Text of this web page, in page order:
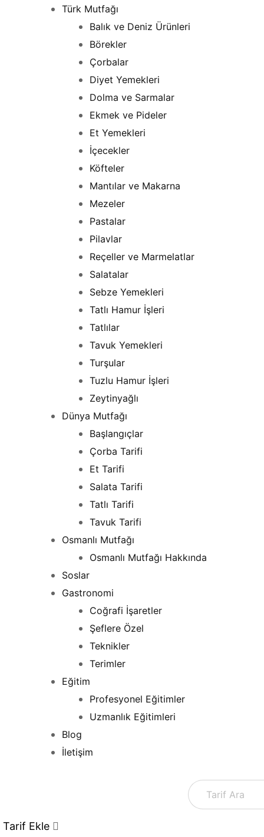
Türk Mutfağı
Balık ve Deniz Ürünleri
Börekler
Çorbalar
Diyet Yemekleri
Dolma ve Sarmalar
Ekmek ve Pideler
Et Yemekleri
İçecekler
Köfteler
Mantılar ve Makarna
Mezeler
Pastalar
Pilavlar
Reçeller ve Marmelatlar
Salatalar
Sebze Yemekleri
Tatlı Hamur İşleri
Tatlılar
Tavuk Yemekleri
Turşular
Tuzlu Hamur İşleri
Zeytinyağlı
Dünya Mutfağı
Başlangıçlar
Çorba Tarifi
Et Tarifi
Salata Tarifi
Tatlı Tarifi
Tavuk Tarifi
Osmanlı Mutfağı
Osmanlı Mutfağı Hakkında
Soslar
Gastronomi
Coğrafi İşaretler
Şeflere Özel
Teknikler
Terimler
Eğitim
Profesyonel Eğitimler
Uzmanlık Eğitimleri
Blog
İletişim
Tarif Ekle